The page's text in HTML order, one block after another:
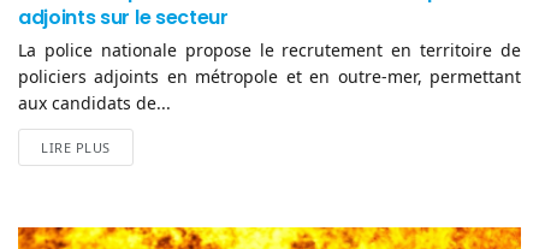
adjoints sur le secteur
La police nationale propose le recrutement en territoire de
policiers adjoints en métropole et en outre-mer, permettant
aux candidats de...
LIRE PLUS